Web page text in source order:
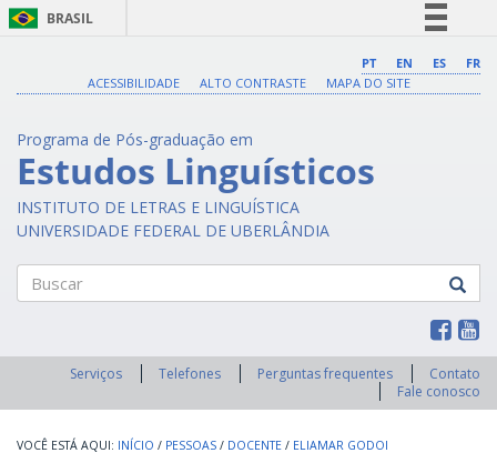
BRASIL
Comunica BR
Acesso à informação
Legislação
PT EN ES
FR
ACESSIBILIDADE
ALTO CONTRASTE MAPA DO SITE
Programa de Pós-graduação em
Estudos Linguísticos
INSTITUTO DE LETRAS E LINGUÍSTICA
UNIVERSIDADE FEDERAL DE UBERLÂNDIA
Serviços Telefones Perguntas frequentes
Contato
Fale conosco
INÍCIO / PESSOAS / DOCENTE / ELIAMAR GODOI